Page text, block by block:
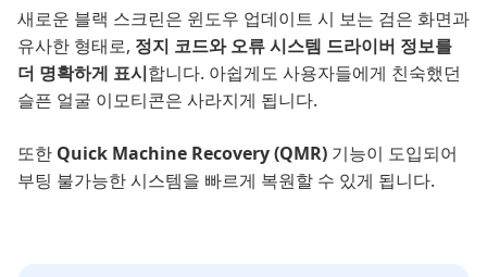
새로운 블랙 스크린은 윈도우 업데이트 시 보는 검은 화면과
유사한 형태로, 정지 코드와 오류 시스템 드라이버 정보를
더 명확하게 표시합니다. 아쉽게도 사용자들에게 친숙했던
슬픈 얼굴 이모티콘은 사라지게 됩니다.
또한 Quick Machine Recovery (QMR) 기능이 도입되어
부팅 불가능한 시스템을 빠르게 복원할 수 있게 됩니다.